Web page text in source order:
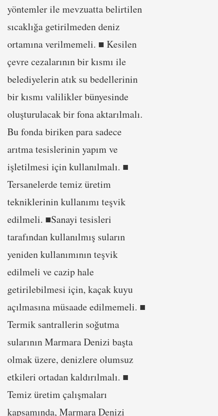
yöntemler ile mevzuatta belirtilen
sıcaklığa getirilmeden deniz
ortamına verilmemeli. ■ Kesilen
çevre cezalarının bir kısmı ile
belediyelerin atık su bedellerinin
bir kısmı valilikler bünyesinde
oluşturulacak bir fona aktarılmalı.
Bu fonda biriken para sadece
arıtma tesislerinin yapım ve
işletilmesi için kullanılmalı. ■
Tersanelerde temiz üretim
tekniklerinin kullanımı teşvik
edilmeli. ■Sanayi tesisleri
tarafından kullanılmış suların
yeniden kullanımının teşvik
edilmeli ve cazip hale
getirilebilmesi için, kaçak kuyu
açılmasına müsaade edilmemeli. ■
Termik santrallerin soğutma
sularının Marmara Denizi başta
olmak üzere, denizlere olumsuz
etkileri ortadan kaldırılmalı. ■
Temiz üretim çalışmaları
kapsamında, Marmara Denizi